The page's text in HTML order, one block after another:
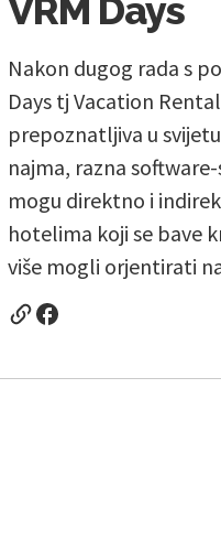
VRM Days
Nakon dugog rada s
Days tj Vacation
prepoznatljiva u
najma, razna
mogu direktno i
hotelima koji se bave
više mogli orjentirati